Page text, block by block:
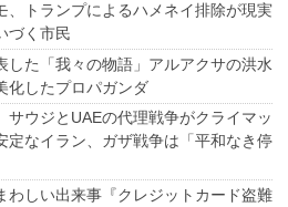
、トランプによるハメネイ排除が現実
づく市民
した「我々の物語」アルアクサの洪水
したプロパガンダ
サウジとUAEの代理戦争がクライマッ
定なイラン、ガザ戦争は「平和なき停
わしい出来事『クレジットカード盗難